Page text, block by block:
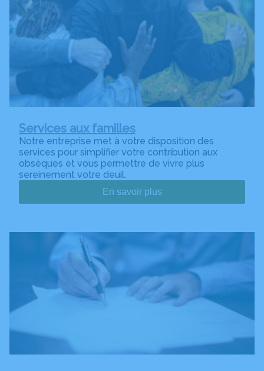
Services aux familles
Notre entreprise met à votre disposition des
services pour simplifier votre contribution aux
obsèques et vous permettre de vivre plus
sereinement votre deuil.
En savoir plus